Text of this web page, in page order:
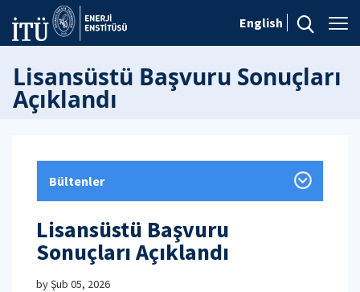
English
Lisansüstü Başvuru Sonuçları
Açıklandı
Bültenler
Lisansüstü Başvuru
Sonuçları Açıklandı
byŞub 05, 2026